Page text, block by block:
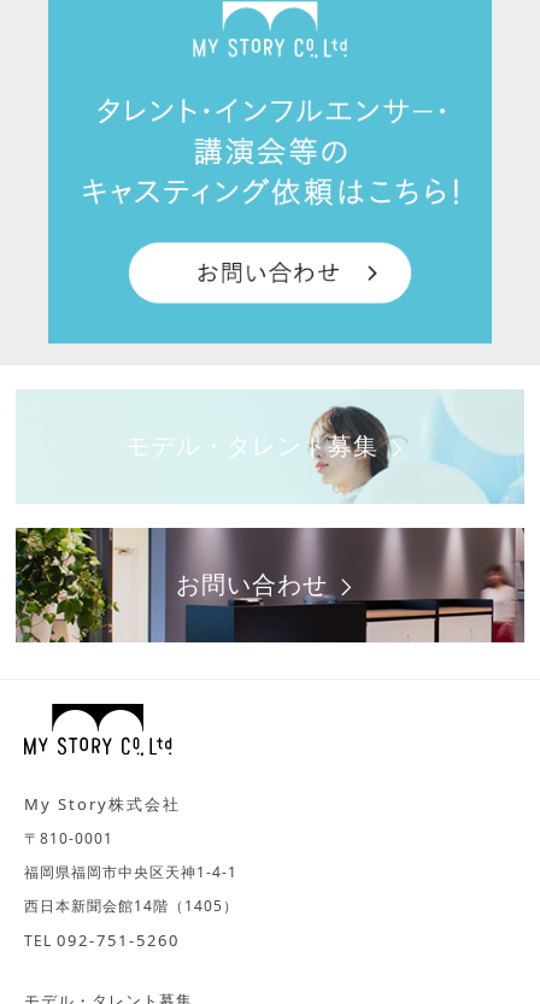
モデル・タレント募集
お問い合わせ
My Story株式会社
〒810-0001
福岡県福岡市中央区天神1-4-1
西日本新聞会館14階（1405）
TEL 092-751-5260